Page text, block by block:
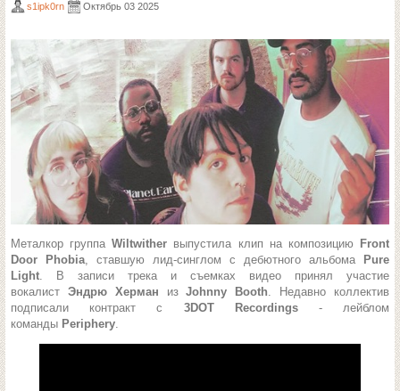
s1ipk0rn Октябрь 03 2025
Металкор группаWiltwither выпустила клип на композицию Front
Door Phobia, ставшую лид-синглом с дебютного альбома
Pure
Light. В записи трека и съемках видео принял участие
вокалист Эндрю Херман изJohnny Booth. Недавно коллектив
подписали контракт с 3DOT Recordings- лейблом
команды Periphery.